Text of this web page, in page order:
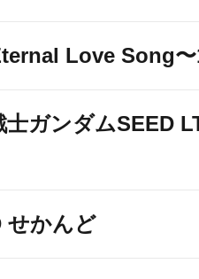
☆
Love Song
士ガンダムSEED
せかんど